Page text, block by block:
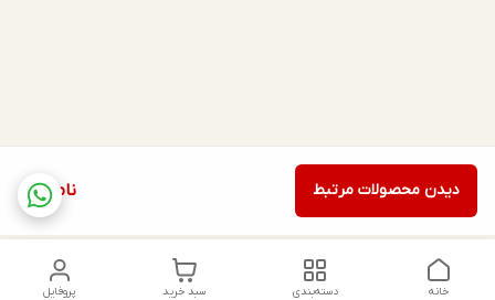
ناموجود دیدن محصولات مرتبط
پروفایل سبد خرید دسته‌بندی خانه